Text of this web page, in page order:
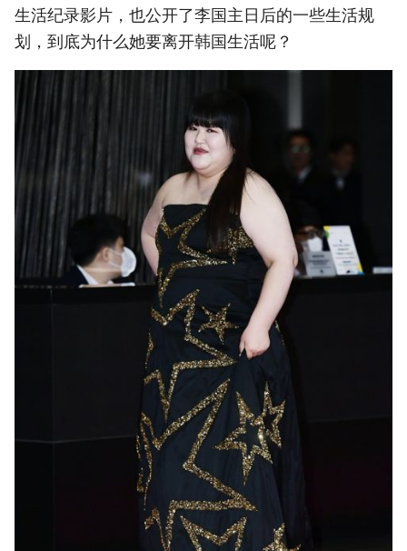
生活纪录影片，也公开了李国主日后的一些生活规
划，到底为什么她要离开韩国生活呢？